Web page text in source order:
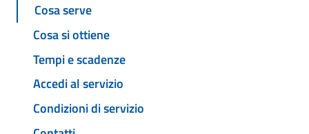
Cosa serve
Cosa si ottiene
Tempi e scadenze
Accedi al servizio
Condizioni di servizio